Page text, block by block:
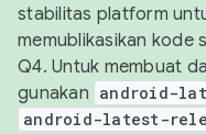
stabilitas platform
memublikasikan kode
Q4. Untuk membuat
gunakan android-
android-latest-